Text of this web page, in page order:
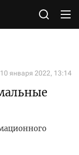
10 января 2022, 13:14